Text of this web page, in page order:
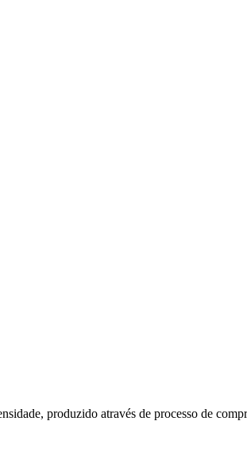
produzido através de processo de